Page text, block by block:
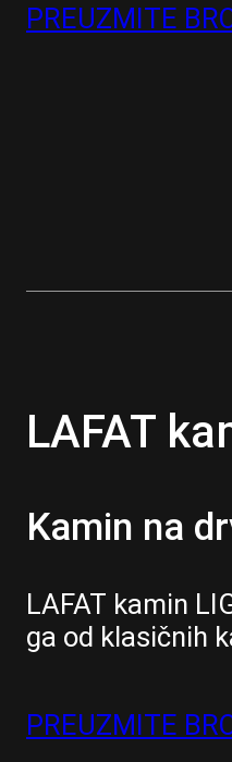
PREUZMITE
LAFAT
Kamin na
LAFAT kamin
ga od klasičnih
PREUZMITE